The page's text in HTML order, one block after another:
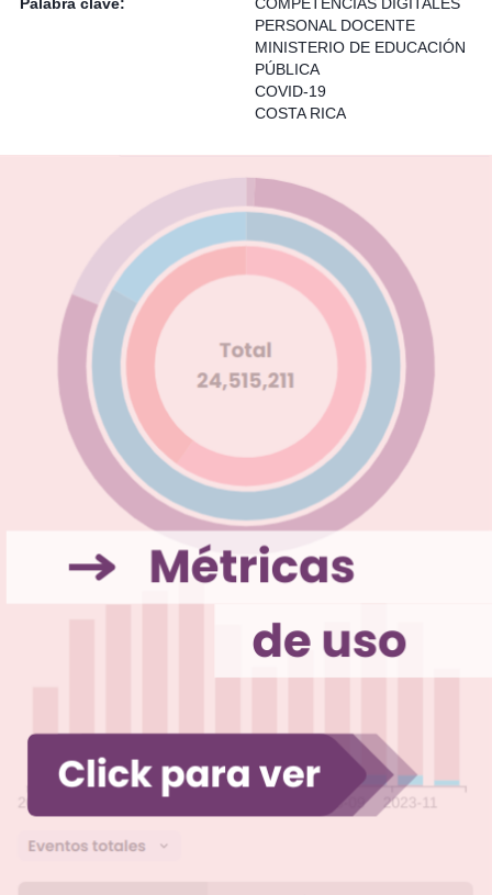
PERSONAL DOCENTE
MINISTERIO DE EDUCACIÓN
PÚBLICA
COVID-19
COSTA RICA